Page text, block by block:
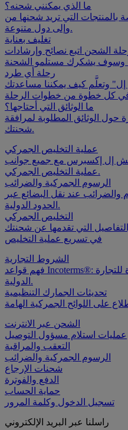
ما الذي يمكنني شحنه؟
بالمنتجات التي تريد شحنها من
وإلى دول متنوعة.
تغليف بعناية
الشحن اتبع نصائح وإرشادات
رحلة أي طرد
وتعلَّم كيف يمكننا مساعدتك
كل خطوة من خطوات الرحلة
ما الوثائق التي أحتاجها؟
الوثائق المطلوبة لمرافقة
شحنتك.
عملية التخليص الجمركي
إل إكسبرس مع جميع جوانب
عملية التخليص الجمركي.
الرسوم الجمركية والضرائب
عند نقل البضائع عبر
الحدود الدولية.
التخليص الجمركي
التي تقدمها عن شحنتك
في تسريع عملية التخليص
الشروط التجارية
فهم قواعد Incoterms®: المصطلحات التجارية الموحدة للتجارة
الدولية.
تحديثات الجمارك التنظيمية
الشحن عبر الانترنت
عمليات استلام مسؤول التوصيل
التعقب والمراقبة
الرسوم الجمركية والضرائب
شحنات الإرجاع
الدفع والفوترة
حماية الحساب
تسجيل الدخول وكلمة المرور
راسلنا عبر البريد الإلكتروني